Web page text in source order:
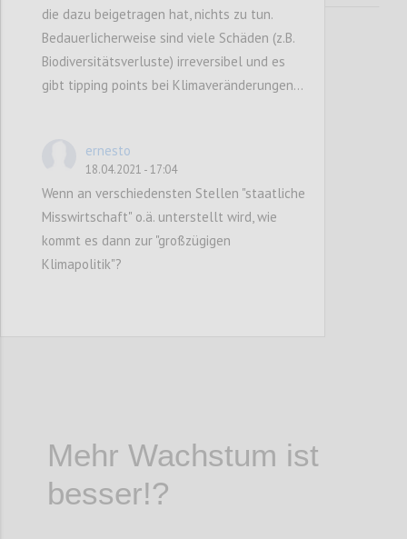
Hannes Leo
Mehr Wachstum ist
besser!?
die dazu beigetragen hat, nichts zu tun.
Bedauerlicherweise sind viele Schäden (z.B.
Biodiversitätsverluste) irreversibel und es
gibt tipping points bei Klimaveränderungen...
ernesto
18.04.2021 - 17:04
Wenn an verschiedensten Stellen "staatliche
Misswirtschaft" o.ä. unterstellt wird, wie
kommt es dann zur "großzügigen
Klimapolitik"?